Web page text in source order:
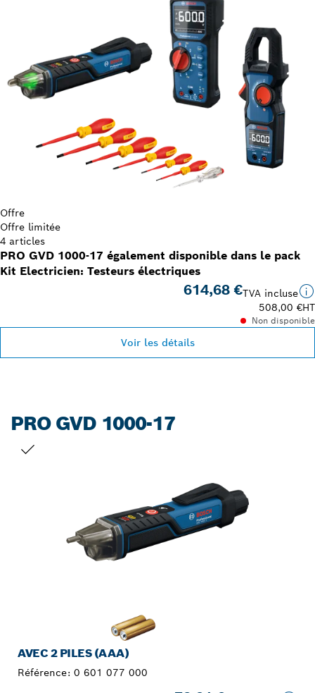
Offre
Offre limitée
4 articles
PRO GVD 1000-17 également disponible dans le pack
Kit Electricien: Testeurs électriques
614,68 €TVA incluse
508,00 €HT
Non disponible
Voir les détails
PRO GVD 1000-17
AVEC 2 PILES (AAA)
Référence: 0 601 077 000